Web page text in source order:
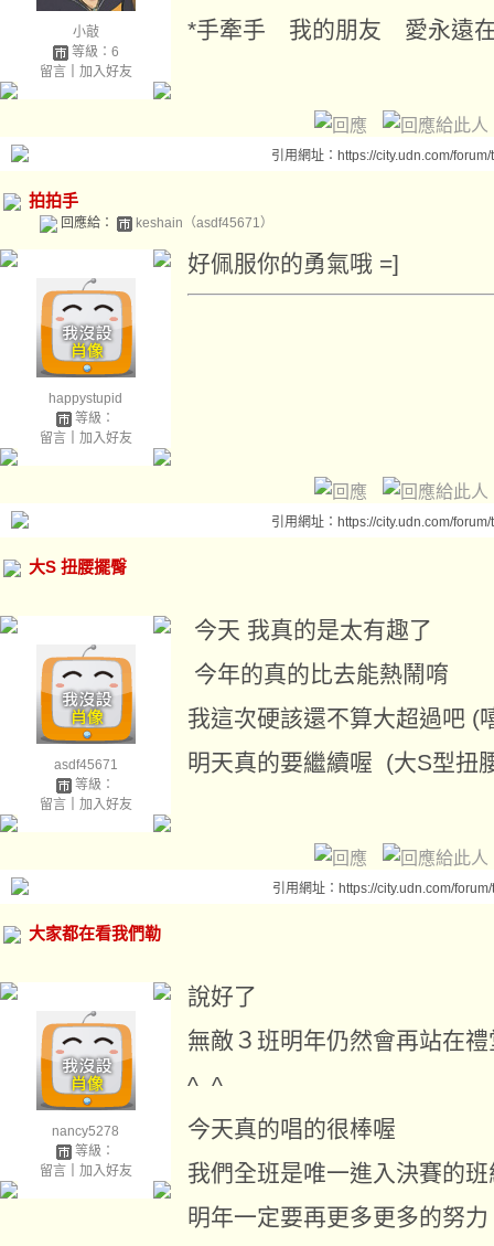
小敲
等級：6
留言｜ 加入好友
*手牽手 我的朋友 愛永遠
引用網址：https://city.udn.com/
拍拍手
回應給： keshain（asdf45671）
happystupid
等級：
留言｜ 加入好友
好佩服你的勇氣哦 =]
引用網址：https://city.udn.com/
大S 扭腰擺臀
asdf45671
等級：
留言｜ 加入好友
今天 我真的是太有趣了
今年的真的比去能熱鬧唷
我這次硬該還不算大超過吧 (
明天真的要繼續喔 (大S型扭
引用網址：https://city.udn.com/
大家都在看我們勒
nancy5278
等級：
留言｜ 加入好友
說好了
無敵３班明年仍然會再站在
^ ^
今天真的唱的很棒喔
我們全班是唯一進入決賽的
明年一定要再更多更多的努力